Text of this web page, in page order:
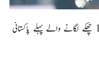
صاحبزادہ فرحان ایک سال میں ٹی ٹوئنٹی کرکٹ میں 100 چھکے لگانے والے پہلے پاکستانی